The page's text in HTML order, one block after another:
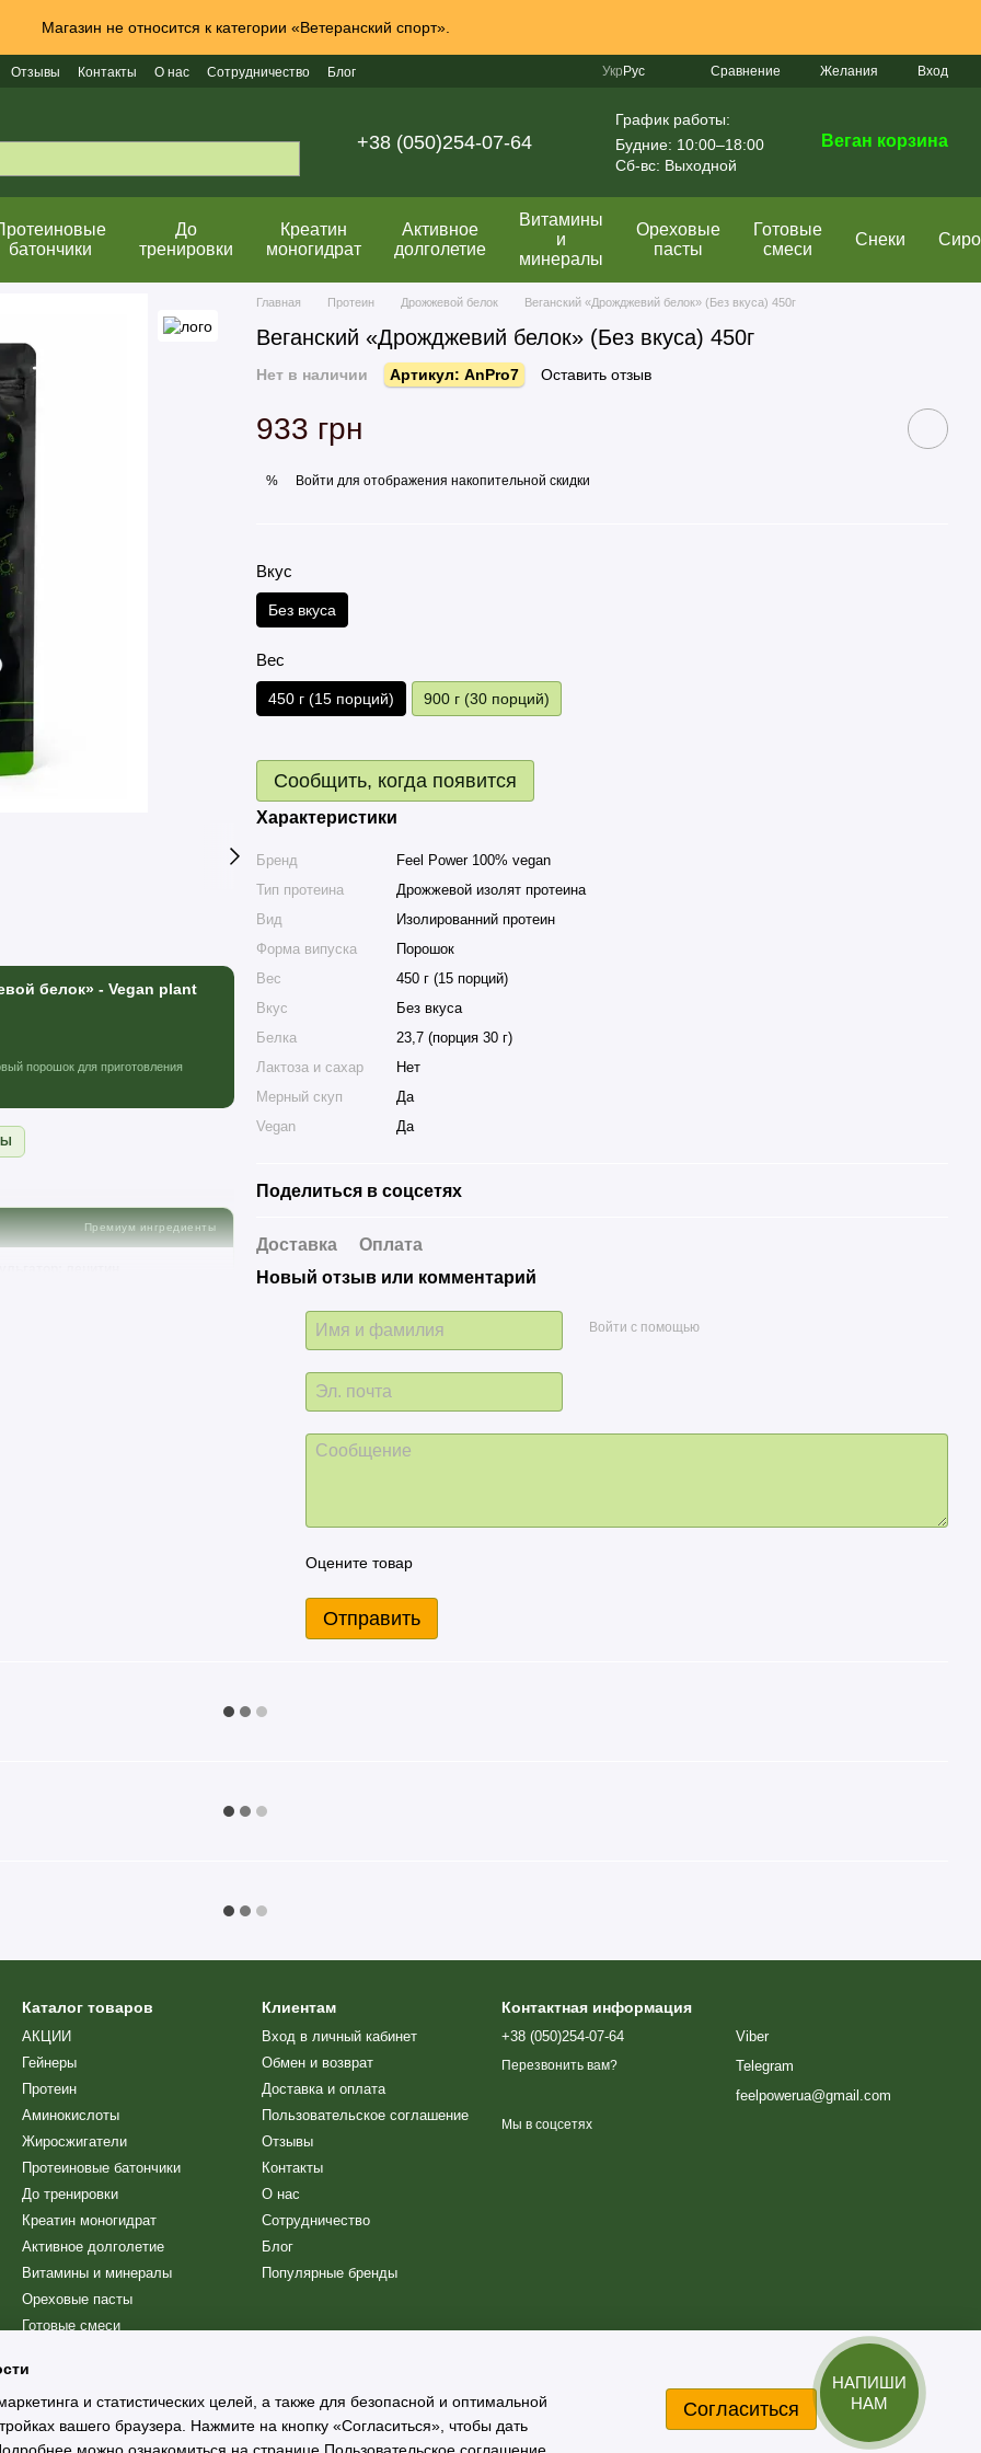
Магазин не относится к категории «Ветеранский спорт».
Отзывы Контакты О нас Сотрудничество
Блог
Укр Рус Сравнение Желания Вход
+38 (050)254-07-64
График работы:
Будние: 10:00–18:00
Сб-вс: Выходной
Веган корзина
батончики
До
тренировки
Креатин
моногидрат
Активное
долголетие
Витамины
и
минералы
Ореховые
пасты
Готовые
смеси
Снеки
белок» - Vegan plant
порошок для приготовления
Премиум ингредиенты
белками
Г
2,0 г
Главная Протеин Дрожжевой белок Веганский «Дрожджевий белок» (Без вкуса) 450г
Веганский «Дрожджевий белок» (Без вкуса) 450г
Нет в наличии Артикул: AnPro7 Оставить отзыв
933 грн
% Войти для отображения накопительной скидки
Вкус
Без вкуса
Вес
450 г (15 порций) 900 г (30 порций)
Сообщить, когда появится
Характеристики
Бренд
Feel Power 100% vegan
Тип протеина
Дрожжевой изолят протеина
Вид
Изолированний протеин
Форма випуска
Порошок
Вес
450 г (15 порций)
Вкус
Без вкуса
Белка
23,7 (порция 30 г)
Лактоза и сахар
Нет
Мерный скуп
Да
Vegan
Да
Поделиться в соцсетях
Доставка
Оплата
Новый отзыв или комментарий
Войти с помощью
Оцените товар
Отправить
Каталог товаров
АКЦИИ
Гейнеры
Протеин
Аминокислоты
Жиросжигатели
Протеиновые батончики
До тренировки
Креатин моногидрат
Активное долголетие
Витамины и минералы
Ореховые пасты
Готовые смеси
Сиропы
Шейкеры
Клиентам
Вход в личный кабинет
Обмен и возврат
Доставка и оплата
Пользовательское соглашение
Отзывы
Контакты
О нас
Сотрудничество
Блог
Популярные бренды
Контактная информация
+38 (050)254-07-64
Перезвонить вам?
Viber
Telegram
feelpowerua@gmail.com
Мы в соцсетях
и статистических целей, а также для безопасной и оптимальной
вашего браузера. Нажмите на кнопку «Согласиться», чтобы дать
Согласиться
НАПИШИ
НАМ